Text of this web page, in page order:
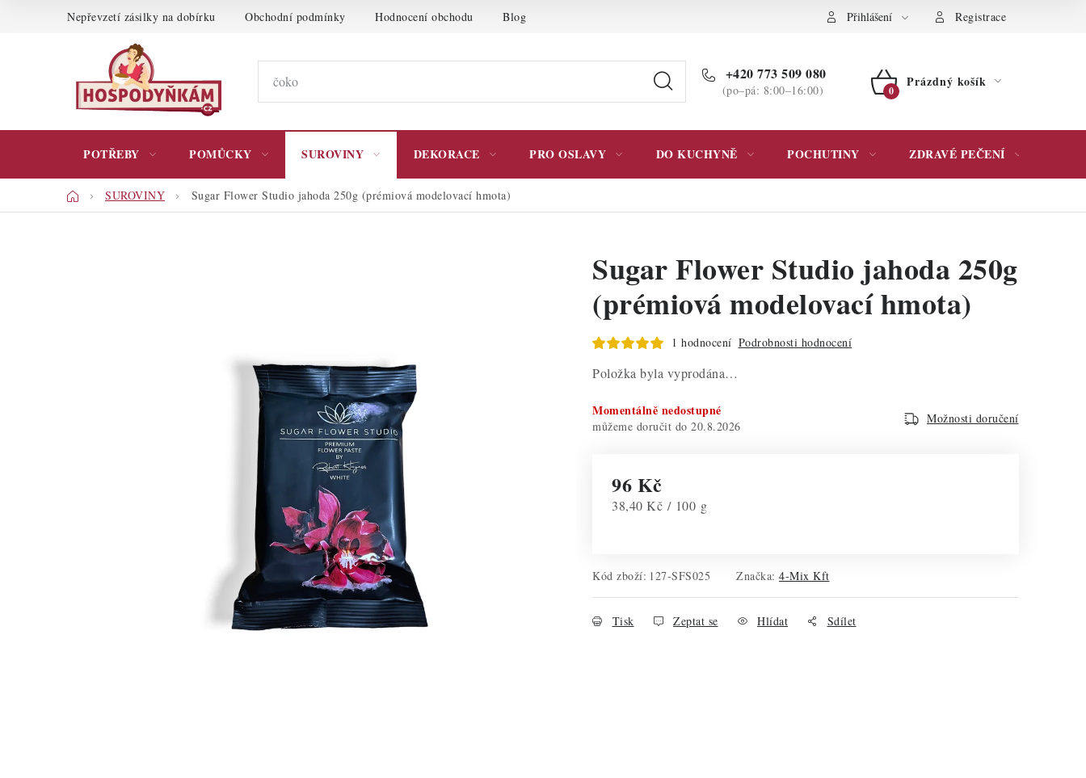
Nepřevzetí zásilky na dobírku Obchodní podmínky Hodnocení obchodu Blog Podmínky ochrany osobních údajů Přihlášení Registrace
+420 773 509 080
(po–pá: 8:00–16:00)
NÁKUPNÍ
Prázdný košík
POTŘEBY POMŮCKY SUROVINY DEKORACE PRO OSLAVY DO KUCHYNĚ POCHUTINY ZDRAVÉ PEČENÍ
DomůSUROVINY Sugar Flower Studio jahoda 250g (prémiová modelovací hmota)
Sugar Flower Studio jahoda 250g
(prémiová modelovací hmota)
1 hodnocení Podrobnosti hodnocení
Položka byla vyprodána…
Momentálně nedostupné
20.8.2026
Možnosti doručení
96 Kč
Měrná cena:
38,40 Kč / 100 g
Kód zboží: 127-SFS025 Značka: 4-Mix Kft
Tisk Zeptat se Hlídat Sdílet